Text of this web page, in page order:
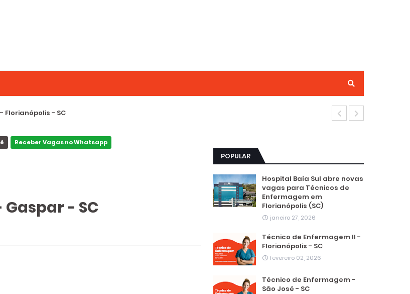
- SC
Receber Vagas no Whatsapp
- SC
POPULAR
Hospital Baía Sul abre novas
vagas para Técnicos de
Enfermagem em
Florianópolis (SC)
janeiro 27, 2026
Técnico de Enfermagem II -
Florianópolis - SC
fevereiro 02, 2026
Técnico de Enfermagem -
São José - SC